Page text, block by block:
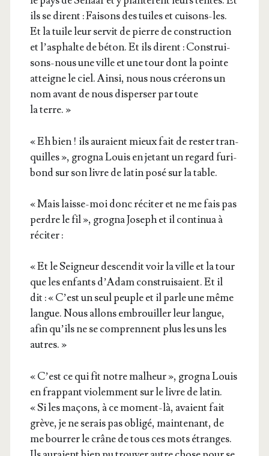
ils se dirent : Fai­sons des tuiles et cui­sons-les.
Et la tuile leur ser­vit de pierre de construc­tion
et l’as­phalte de béton. Et ils dirent : Construi­
sons-nous une ville et une tour dont la pointe
atteigne le ciel. Ain­si, nous nous crée­rons un
nom avant de nous dis­per­ser par toute
la terre. »
« Eh bien ! ils auraient mieux fait de res­ter tran­
quilles », gro­gna Louis en jetant un regard furi­
bond sur son livre de latin posé sur la table.
« Mais laisse-moi donc réci­ter et ne me fais pas
perdre le fil », gro­gna Joseph et il conti­nua à
réciter :
« Et le Sei­gneur des­cen­dit voir la ville et la tour
que les enfants d’A­dam construi­saient. Et il
dit : « C’est un seul peuple et il parle une même
langue. Nous allons embrouiller leur langue,
afin qu’ils ne se com­prennent plus les uns les
autres. »
« C’est ce qui fit notre mal­heur », gro­gna Louis
en frap­pant vio­lem­ment sur le livre de latin.
« Si les maçons, à ce moment-là, avaient fait
grève, je ne serais pas obli­gé, main­te­nant, de
me bour­rer le crâne de tous ces mots étranges.